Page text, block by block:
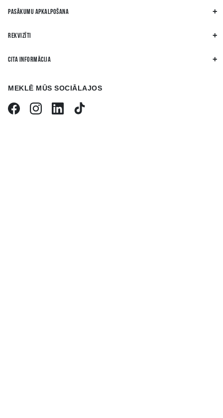
PASĀKUMU APKALPOŠANA
REKVIZĪTI
CITA INFORMĀCIJA
MEKLĒ MŪS SOCIĀLAJOS